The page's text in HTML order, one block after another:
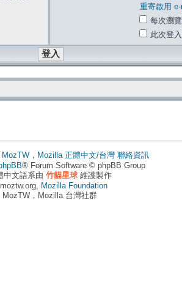
重寄啟用 e-
每次瀏
此次登
MozTW，Mozilla 正體中文/台灣 聯絡資訊
® Forum Software © phpBB Group
中文語系由 竹貓星球維護製作
Mozilla Foundation
MozTW，Mozilla 台灣社群